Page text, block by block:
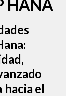
HANA
hacia el